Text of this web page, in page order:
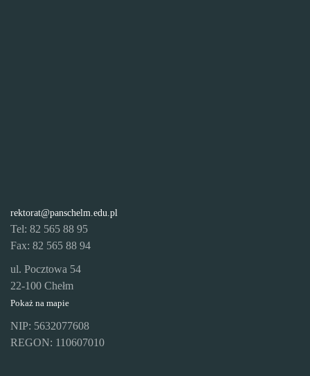
rektorat@panschelm.edu.pl
Tel: 82 565 88 95
Fax: 82 565 88 94
ul. Pocztowa 54
22-100 Chełm
Pokaż na mapie
NIP: 5632077608
REGON: 110607010